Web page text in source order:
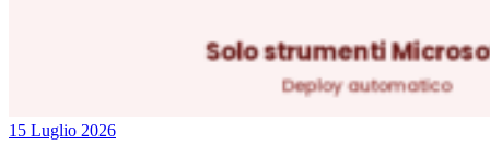
15 Luglio 2026